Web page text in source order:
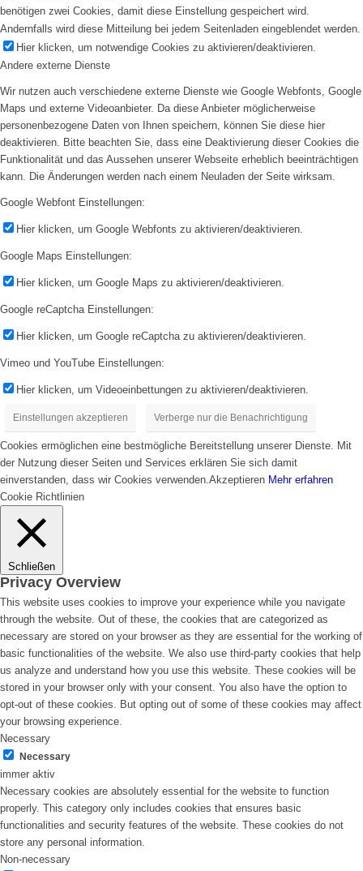
benötigen zwei Cookies, damit diese Einstellung gespeichert wird.
Andernfalls wird diese Mitteilung bei jedem Seitenladen eingeblendet werden.
Hier klicken, um notwendige Cookies zu aktivieren/deaktivieren.
Andere externe Dienste
Wir nutzen auch verschiedene externe Dienste wie Google Webfonts, Google
Maps und externe Videoanbieter. Da diese Anbieter möglicherweise
personenbezogene Daten von Ihnen speichern, können Sie diese hier
deaktivieren. Bitte beachten Sie, dass eine Deaktivierung dieser Cookies die
Funktionalität und das Aussehen unserer Webseite erheblich beeinträchtigen
kann. Die Änderungen werden nach einem Neuladen der Seite wirksam.
Google Webfont Einstellungen:
Hier klicken, um Google Webfonts zu aktivieren/deaktivieren.
Google Maps Einstellungen:
Hier klicken, um Google Maps zu aktivieren/deaktivieren.
Google reCaptcha Einstellungen:
Hier klicken, um Google reCaptcha zu aktivieren/deaktivieren.
Vimeo und YouTube Einstellungen:
Hier klicken, um Videoeinbettungen zu aktivieren/deaktivieren.
Einstellungen akzeptieren Verberge nur die Benachrichtigung
Cookies ermöglichen eine bestmögliche Bereitstellung unserer Dienste. Mit
der Nutzung dieser Seiten und Services erklären Sie sich damit
einverstanden, dass wir Cookies verwenden.Akzeptieren Mehr erfahren
Cookie Richtlinien
Schließen
Privacy Overview
This website uses cookies to improve your experience while you navigate
through the website. Out of these, the cookies that are categorized as
necessary are stored on your browser as they are essential for the working of
basic functionalities of the website. We also use third-party cookies that help
us analyze and understand how you use this website. These cookies will be
stored in your browser only with your consent. You also have the option to
opt-out of these cookies. But opting out of some of these cookies may affect
your browsing experience.
Necessary
Necessary
immer aktiv
Necessary cookies are absolutely essential for the website to function
properly. This category only includes cookies that ensures basic
functionalities and security features of the website. These cookies do not
store any personal information.
Non-necessary